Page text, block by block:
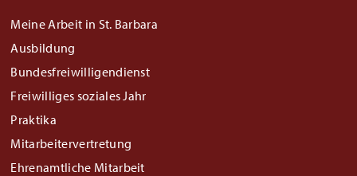
Meine Arbeit in St. Barbara
Ausbildung
Bundesfreiwilligendienst
Freiwilliges soziales Jahr
Praktika
Mitarbeitervertretung
Ehrenamtliche Mitarbeit